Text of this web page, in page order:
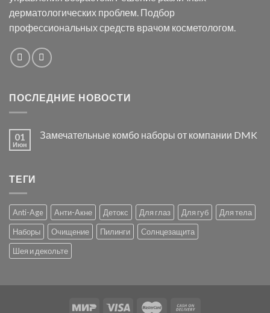
дерматологических проблем. Подбор
профессиональных средств врачом косметологом.
ПОСЛЕДНИЕ НОВОСТИ
01
Июн
Замечательные комбо наборы от компании DMK
ТЕГИ
Anti-Age Анти-Акне Детокс Для глаз Для губ
Для тела
Наборы
Очищение Пилинги
Солнцезащита
Шея и декольте